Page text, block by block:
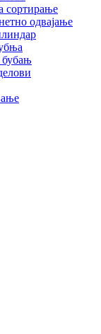
сортирање
одвајање